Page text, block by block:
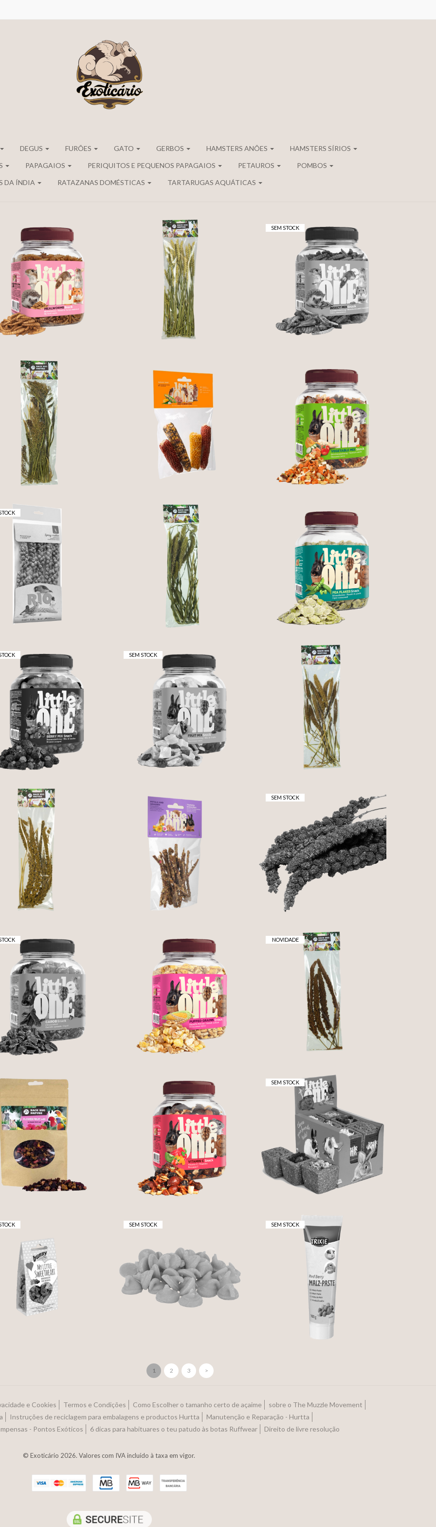
DEGUS FURÕES GATO GERBOS HAMSTERS ANÕES HAMSTERS SÍRIOS
PAPAGAIOS PERIQUITOS E PEQUENOS PAPAGAIOS PETAUROS POMBOS
DA ÍNDIA RATAZANAS DOMÉSTICAS TARTARUGAS AQUÁTICAS
TENÉBRIOS
DESIDRATADOS -
LITTLE ONE
4,10 €
ESPIGA DE TRIGO (50G)
3,95 €
SEM STOCK
MIX DE INSECTOS
DESIDRATADOS -
LITTLE ONE
4,60 €
DE PANICUM
(50G)
3,95 €
MINI ESPIGAS DE
MILHO (PARA PIPOCAS)
3,25 €
MIX DE VEGETAIS -
LITTLE ONE
3,30 €
DE PAINÇO
100G (MILLET)
1,90 €
ESPIGA DE SETARIA
(50G)
3,95 €
FLOCOS DE ERVILHA -
LITTLE ONE
2,50 €
MIX DE BAGAS
DESIDRATADAS -
LITTLE ONE
4,20 €
SEM STOCK
MIX DE FRUTA - LITTLE
ONE
3,50 €
ESPIGA DE SETARIA
ITALICA (50G)
3,95 €
DE PAINÇO
AMARELO
2,85 €
YUMMY BRANCHES
COM PÉTALAS E ERVAS
- LITTLE ONE
2,35 €
SEM STOCK
ESPIGAS DE PAINÇO
VERMELHO100G (RED
MILLET)
3,35 €
- LITTLE
ONE
2,50 €
CEREAIS TUFADOS -
LITTLE ONE
2,60 €
NOVIDADE
ESPIGAS DE PAINÇO
FRANCÊS VERMELHO
2,85 €
FRUIT MIX
8,95 €
MIX VITAMINA C -
LITTLE ONE
5,30 €
SEM STOCK
TAÇA COMESTIVEL
COM BOTÕES DE
ROSEIRA- LITTLE ONE
2,20 €
DE FRUTOS
- BUNNY
NATURE
2,71 €
SEM STOCK
DROPS DE CENOURA
2,30 €
SEM STOCK
PASTA DE MALTE
FRUTOS VERMELHOS
5,75 €
1 2 3 >
e Cookies Termos e Condições Como Escolher o tamanho certo de açaime
sobre o The Muzzle Movement
Instruções de reciclagem para embalagens e productos Hurtta
Manutenção e Reparação - Hurtta
- Pontos Exóticos
6 dicas para habituares o teu patudo às botas Ruffwear Direito de livre resolução
© Exoticário 2026. Valores com IVA incluído à taxa em vigor.